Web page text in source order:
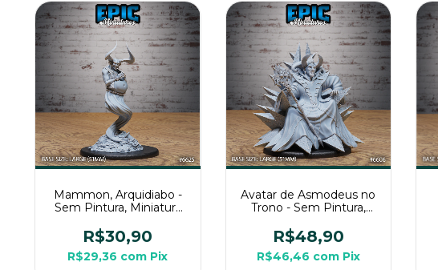
Mammon, Arquidiabo -
Sem Pintura, Miniatura
R$30,90
R$29,36 com Pix
Avatar de Asmodeus no
Trono - Sem Pintura,
Para Rpg
R$48,90
R$46,46 com Pix